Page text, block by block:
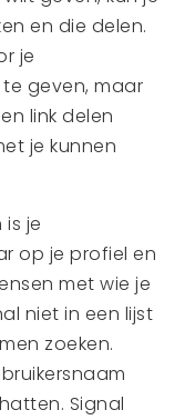
en die delen.
je
geven, maar
link delen
je kunnen
je
op je profiel en
met wie je
niet in een lijst
zoeken.
Signal